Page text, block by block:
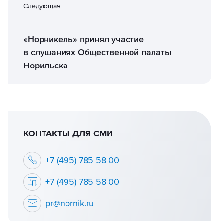
Следующая
«Норникель» принял участие
в слушаниях Общественной палаты
Норильска
КОНТАКТЫ ДЛЯ СМИ
+7 (495) 785 58 00
+7 (495) 785 58 00
pr@nornik.ru